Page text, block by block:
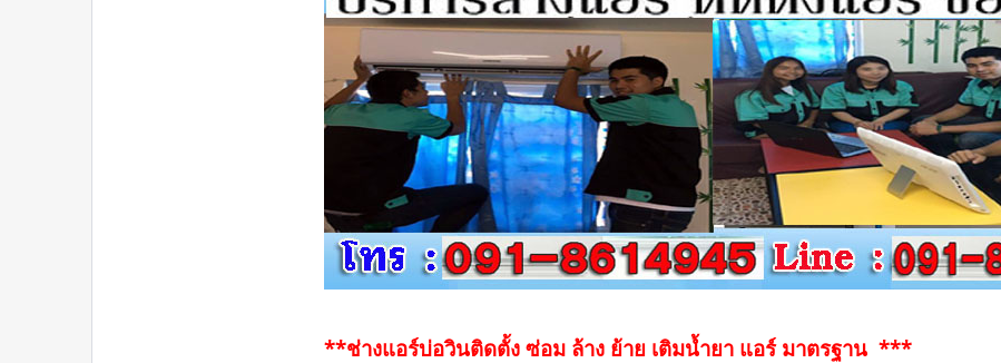
**ช่างแอร์บ่อวินติดตั้ง ซ่อม ล้าง ย้าย เติมน้ำยา แอร์ มาตรฐาน ***